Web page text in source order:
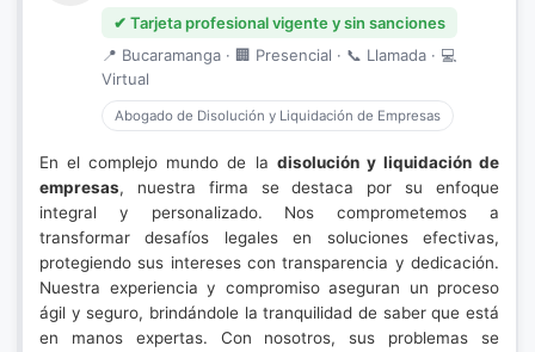
✔ Tarjeta profesional vigente y sin sanciones
📍 Bucaramanga · 🏢 Presencial · 📞 Llamada · 💻
Virtual
Abogado de Disolución y Liquidación de Empresas
En el complejo mundo de la disolución y liquidación de
empresas, nuestra firma se destaca por su enfoque
integral y personalizado. Nos comprometemos a
transformar desafíos legales en soluciones efectivas,
protegiendo sus intereses con transparencia y dedicación.
Nuestra experiencia y compromiso aseguran un proceso
ágil y seguro, brindándole la tranquilidad de saber que está
en manos expertas. Con nosotros, sus problemas se